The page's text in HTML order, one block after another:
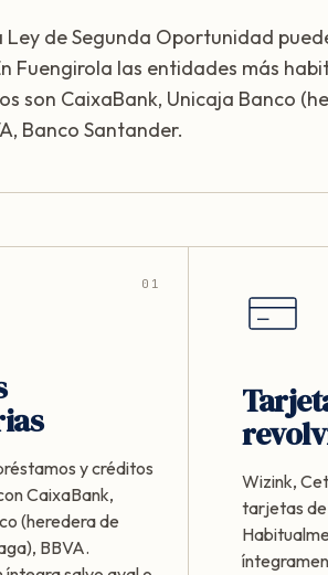
Ley de Segunda Oportunidad
Fuengirola las entidades más
son CaixaBank, Unicaja Banco
Banco Santander.
01
y créditos
CaixaBank,
(heredera de
BBVA.
Wizink,
tarjetas